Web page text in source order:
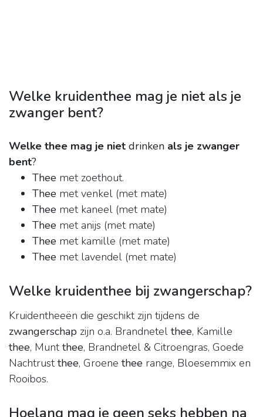
Welke kruidenthee mag je niet als je
zwanger bent?
Welke thee mag je niet drinken als je zwanger
bent?
Thee met zoethout.
Thee met venkel (met mate)
Thee met kaneel (met mate)
Thee met anijs (met mate)
Thee met kamille (met mate)
Thee met lavendel (met mate)
Welke kruidenthee bij zwangerschap?
Kruidentheeën die geschikt zijn tijdens de
zwangerschap zijn o.a. Brandnetel thee, Kamille
thee, Muntthee, Brandnetel & Citroengras, Goede
Nachtrustthee, Groene thee range, Bloesemmix en
Rooibos.
Hoelang mag je geen seks hebben na